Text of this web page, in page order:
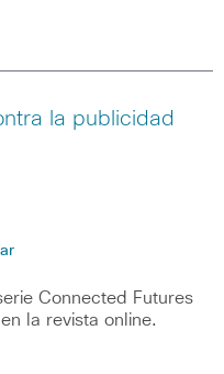
la publicidad
Connected Futures
la revista online.